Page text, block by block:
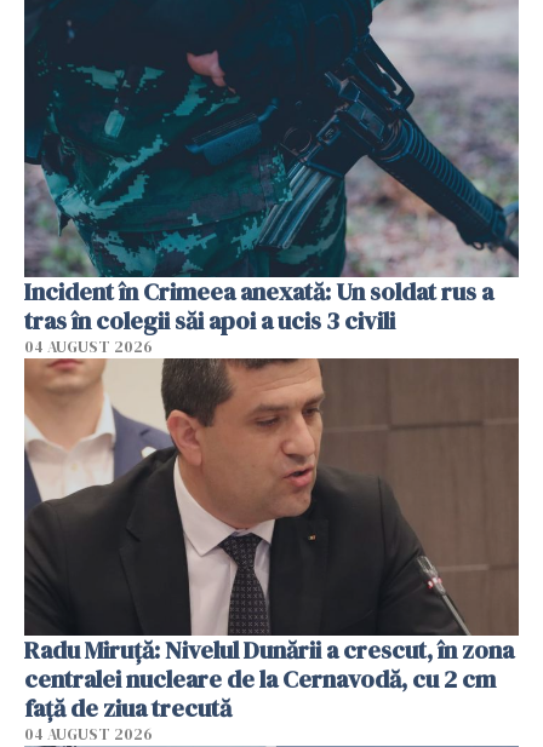
Incident în Crimeea anexată: Un soldat rus a
tras în colegii săi apoi a ucis 3 civili
04 AUGUST 2026
Radu Miruţă: Nivelul Dunării a crescut, în zona
centralei nucleare de la Cernavodă, cu 2 cm
faţă de ziua trecută
04 AUGUST 2026